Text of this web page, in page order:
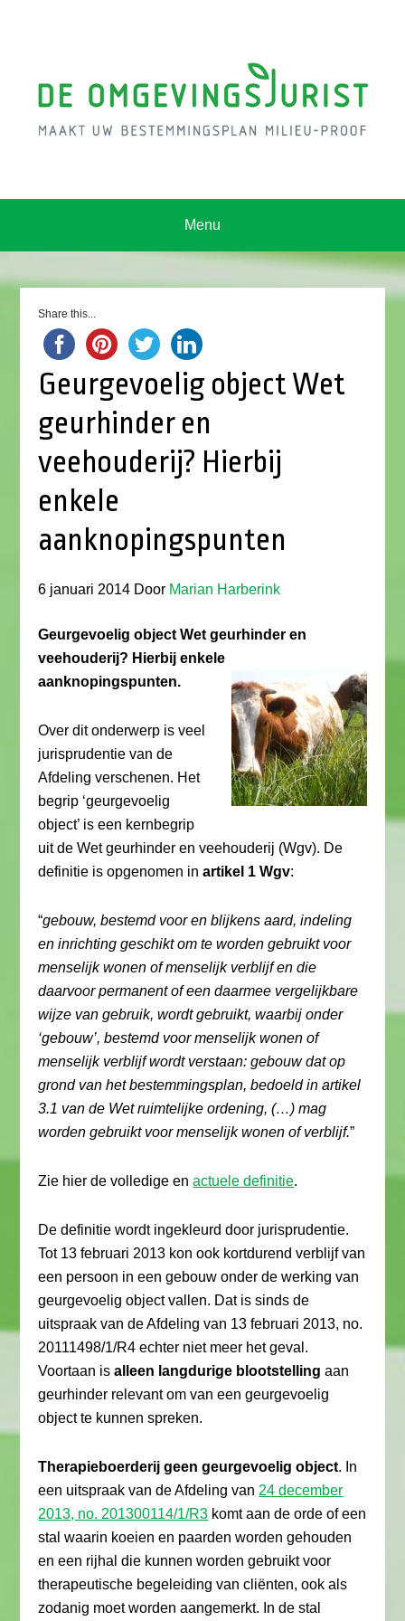
Menu
Share this...
Geurgevoelig object Wet
geurhinder en
veehouderij? Hierbij
enkele
aanknopingspunten
6 januari 2014 Door Marian Harberink
Geurgevoelig object Wet geurhinder en
veehouderij? Hierbij enkele
aanknopingspunten.
Over dit onderwerp is veel
jurisprudentie van de
Afdeling verschenen. Het
begrip ‘geurgevoelig
object’ is een kernbegrip
uit de Wet geurhinder en veehouderij (Wgv). De
definitie is opgenomen inartikel 1 Wgv:
“gebouw, bestemd voor en blijkens aard, indeling
en inrichting geschikt om te worden gebruikt voor
menselijk wonen of menselijk verblijf en die
daarvoor permanent of een daarmee vergelijkbare
wijze van gebruik, wordt gebruikt, waarbij onder
‘gebouw’, bestemd voor menselijk wonen of
menselijk verblijf wordt verstaan: gebouw dat op
grond van het bestemmingsplan, bedoeld in artikel
3.1 van de Wet ruimtelijke ordening, (…) mag
worden gebruikt voor menselijk wonen of verblijf.”
Zie hier de volledige enactuele definitie.
De definitie wordt ingekleurd door jurisprudentie.
Tot 13 februari 2013 kon ook kortdurend verblijf van
een persoon in een gebouw onder de werking van
geurgevoelig object vallen. Dat is sinds de
uitspraak van de Afdeling van 13 februari 2013, no.
20111498/1/R4 echter niet meer het geval.
Voortaan isalleen langdurige blootstelling aan
geurhinder relevant om van een geurgevoelig
object te kunnen spreken.
Therapieboerderij geen geurgevoelig object. In
een uitspraak van de Afdeling van 24 december
2013, no. 201300114/1/R3 komt aan de orde of een
stal waarin koeien en paarden worden gehouden
en een rijhal die kunnen worden gebruikt voor
therapeutische begeleiding van cliënten, ook als
zodanig moet worden aangemerkt. In de stal